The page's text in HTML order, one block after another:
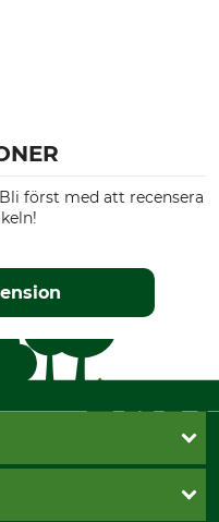
först med att recensera